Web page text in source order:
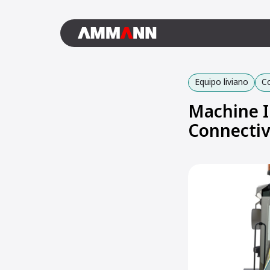
Equipo liviano
Machine